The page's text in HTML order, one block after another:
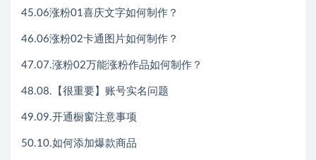
45.06涨粉01喜庆文字如何制作？
46.06涨粉02卡通图片如何制作？
47.07.涨粉02万能涨粉作品如何制作？
48.08.【很重要】账号实名问题
49.09.开通橱窗注意事项
50.10.如何添加爆款商品